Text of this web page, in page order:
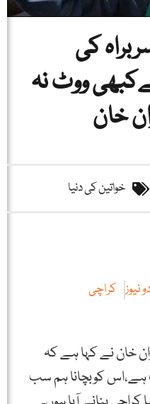
کی
ووٹ نہ
خان
خواتین کی دنیا
نیوز کراچی
خان نے کہا ہے کہ
کوبچانا ہم سب